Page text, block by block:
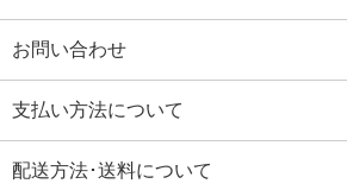
お問い合わせ
支払い方法について
配送方法･送料について